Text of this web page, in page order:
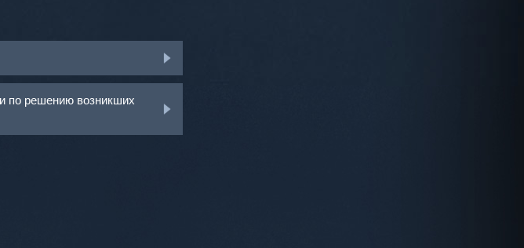
по решению возникших